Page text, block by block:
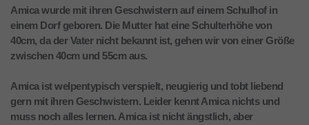
Amica wurde mit ihren Geschwistern auf einem Schulhof in
einem Dorf geboren. Die Mutter hat eine Schulterhöhe von
40cm, da der Vater nicht bekannt ist, gehen wir von einer Größe
zwischen 40cm und 55cm aus.
Amica ist welpentypisch verspielt, neugierig und tobt liebend
gern mit ihren Geschwistern. Leider kennt Amica nichts und
muss noch alles lernen. Amica ist nicht ängstlich, aber